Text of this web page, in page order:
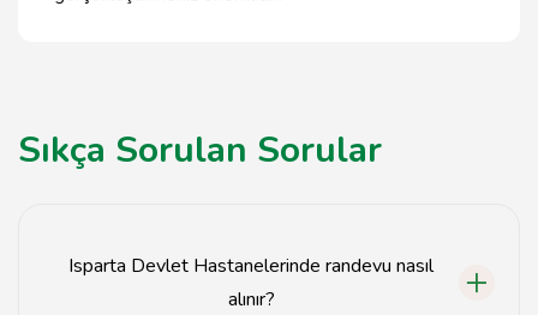
Sıkça Sorulan Sorular
Isparta Devlet Hastanelerinde randevu nasıl
alınır?